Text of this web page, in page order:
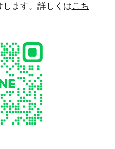
ます。詳しくはこち